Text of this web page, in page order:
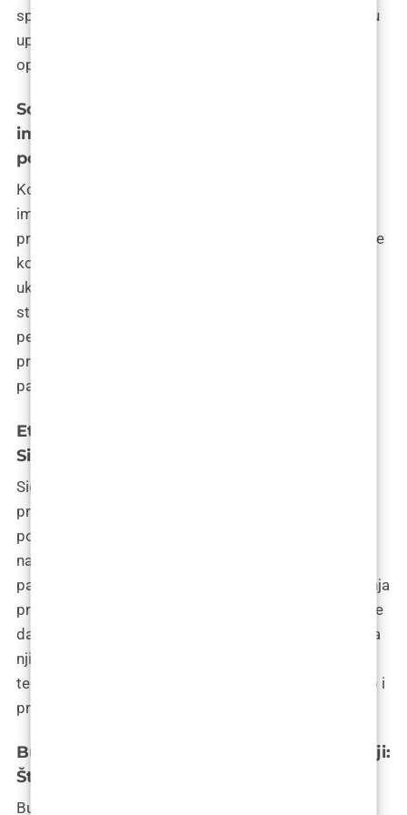
sposobnost prilagodbe čini ih idealnim za dugoročnu
upotrebu, smanjujući potrebu za revizijskim
operacijama.
Software za upravljanje inteligentnim
implantatima: Personalizacija
postoperativnog iskustva
Korištenje softvera za upravljanje inteligentnim
implantatima omogućava kirurzima i pacijentima da
prilagode postoperativno iskustvo. Ovaj softver može
kontrolirati različite aspekte rada implantata,
uključujući prilagodbu njihovih funkcija ili monitoring
stanja tkiva. Ova tehnologija omogućava
personaliziranu njege nakon operacije, optimizirajući
proces oporavka i povećavajući zadovoljstvo
pacijenata.
Etički aspekti i sigurnost pacijenata:
Sigurnosni protokoli u Zagrebu
Sigurnost pacijenata i etički aspekti ključni su u
primjeni inteligentnih implantata. U Zagrebu, klinike
poput poliklinike Bagatin strogo pridržavaju
nacionalne i međunarodne standarde za sigurnost
pacijenata. To uključuje provođenje opsežnih testiranja
prije puštanja implantata na tržište, kao i osiguravanje
da su pacijenti potpuno informirani o svim aspektima
njihove operacije. Etički kodeksi osiguravaju da se
tehnologija koristi na način koji poštuje dostojanstvo i
privatnost pacijenata.
Budući trendovi u materijalima i tehnologiji:
Što nas čeka u sljedećem desetljeću
Budući trendovi u materijalima i tehnologiji